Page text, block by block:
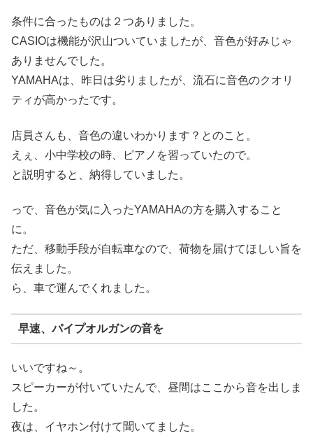
条件に合ったものは２つありました。
CASIOは機能が沢山ついていましたが、音色が好みじゃ
ありませんでした。
YAMAHAは、昨日は劣りましたが、流石に音色のクオリ
ティが高かったです。
店員さんも、音色の違いわかります？とのこと。
えぇ、小中学校の時、ピアノを習っていたので。
と説明すると、納得していました。
っで、音色が気に入ったYAMAHAの方を購入すること
に。
ただ、移動手段が自転車なので、荷物を届けてほしい旨を
伝えました。
ら、車で運んでくれました。
早速、パイプオルガンの音を
いいですね～。
スピーカーが付いていたんで、昼間はここから音を出しま
した。
夜は、イヤホン付けて聞いてました。